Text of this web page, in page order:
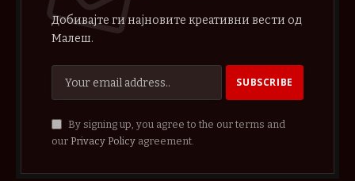
Добивајте ги најновите креативни вести од
Малеш.
By signing up, you agree to the our terms and
our Privacy Policyagreement.